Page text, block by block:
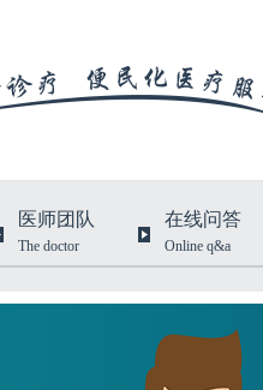
医师团队
The doctor
在线问答
Online q&a